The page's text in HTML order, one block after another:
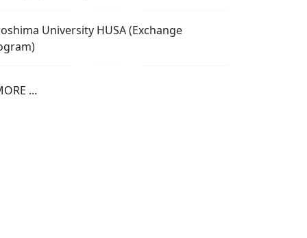
University HUSA (Exchange
...